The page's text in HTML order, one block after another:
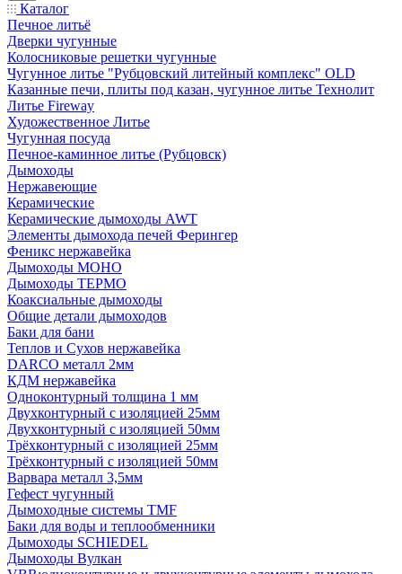
Каталог
Печное литьё
Дверки чугунные
Колосниковые решетки чугунные
Чугунное литье "Рубцовский литейный комплекс" OLD
Казанные печи, плиты под казан, чугунное литье Технолит
Литье Fireway
Художественное Литье
Чугунная посуда
Печное-каминное литье (Рубцовск)
Дымоходы
Нержавеющие
Керамические
Керамические дымоходы AWT
Элементы дымохода печей Ферингер
Феникс нержавейка
Дымоходы МОНО
Дымоходы ТЕРМО
Коаксиальные дымоходы
Общие детали дымоходов
Баки для бани
Теплов и Сухов нержавейка
DARCO металл 2мм
КДМ нержавейка
Одноконтурный толщина 1 мм
Двухконтурный с изоляцией 25мм
Двухконтурный с изоляцией 50мм
Трёхконтурный с изоляцией 25мм
Трёхконтурный с изоляцией 50мм
Варвара металл 3,5мм
Гефест чугунный
Дымоходные системы TMF
Баки для воды и теплообменники
Дымоходы SCHIEDEL
Дымоходы Вулкан